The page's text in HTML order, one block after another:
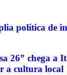
política de
26” chega a
a cultura local